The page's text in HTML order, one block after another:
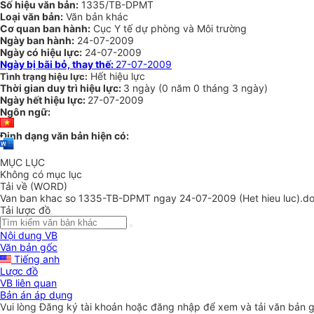
Số hiệu văn bản: 1335/TB-DPMT
Loại văn bản: Văn bản khác
Cơ quan ban hành: Cục Y tế dự phòng và Môi trường
Ngày ban hành: 24-07-2009
Ngày có hiệu lực: 24-07-2009
Ngày bị bãi bỏ, thay thế: 27-07-2009
Tình trạng hiệu lực: Hết hiệu lực
Thời gian duy trì hiệu lực: 3 ngày (0 năm 0 tháng 3 ngày)
Ngày hết hiệu lực: 27-07-2009
Ngôn ngữ:
Định dạng văn bản hiện có:
MỤC LỤC
Không có mục lục
Tải về (WORD)
Van ban khac so 1335-TB-DPMT ngay 24-07-2009 (Het hieu
Tải lược đồ
Nội dung VB
Văn bản gốc
Tiếng anh
Lược đồ
VB liên quan
Bản án áp dụng
Vui lòngĐăng ký tài khoản hoặc đăng nhập để xem và tải văn bản